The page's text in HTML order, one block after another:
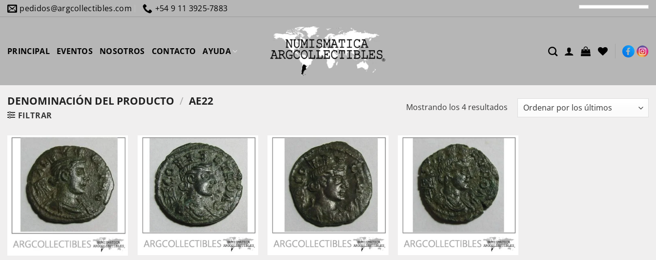
Saltar
al
pedidos@argcollectibles.com +54 9 11 3925-7883
PRINCIPAL EVENTOS NOSOTROS CONTACTO AYUDA
DENOMINACIÓN DEL PRODUCTO / AE22
FILTRAR
Mostrando los 4 resultadosOrdenado
por
últimos